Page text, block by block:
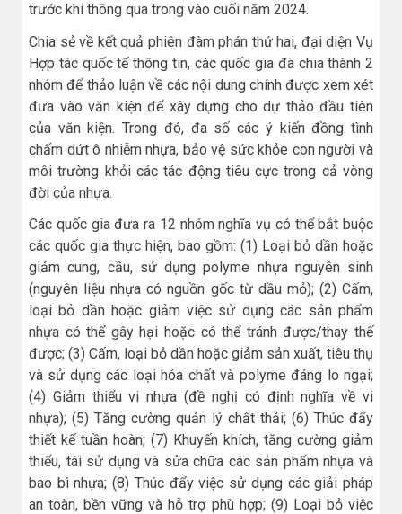
trước khi thông qua trong vào cuối năm 2024.
Chia sẻ về kết quả phiên đàm phán thứ hai, đại diện Vụ
Hợp tác quốc tế thông tin, các quốc gia đã chia thành 2
nhóm để thảo luận về các nội dung chính được xem xét
đưa vào văn kiện để xây dựng cho dự thảo đầu tiên
của văn kiện. Trong đó, đa số các ý kiến đồng tình
chấm dứt ô nhiễm nhựa, bảo vệ sức khỏe con người và
môi trường khỏi các tác động tiêu cực trong cả vòng
đời của nhựa.
Các quốc gia đưa ra 12 nhóm nghĩa vụ có thể bắt buộc
các quốc gia thực hiện, bao gồm: (1) Loại bỏ dần hoặc
giảm cung, cầu, sử dụng polyme nhựa nguyên sinh
(nguyên liệu nhựa có nguồn gốc từ dầu mỏ); (2) Cấm,
loại bỏ dần hoặc giảm việc sử dụng các sản phẩm
nhựa có thể gây hại hoặc có thể tránh được/thay thế
được; (3) Cấm, loại bỏ dần hoặc giảm sản xuất, tiêu thụ
và sử dụng các loại hóa chất và polyme đáng lo ngại;
(4) Giảm thiểu vi nhựa (đề nghị có định nghĩa về vi
nhựa); (5) Tăng cường quản lý chất thải; (6) Thúc đẩy
thiết kế tuần hoàn; (7) Khuyến khích, tăng cường giảm
thiểu, tái sử dụng và sửa chữa các sản phẩm nhựa và
bao bì nhựa; (8) Thúc đẩy việc sử dụng các giải pháp
an toàn, bền vững và hỗ trợ phù hợp; (9) Loại bỏ việc